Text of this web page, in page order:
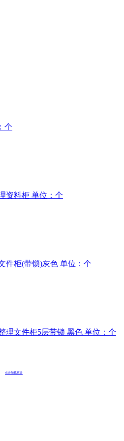
个
资料柜 单位：个
件柜(带锁)灰色 单位：个
理文件柜5层带锁 黑色 单位：个
点击加载更多